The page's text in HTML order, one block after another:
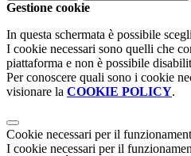
Gestione cookie
In questa schermata è possibile
I cookie necessari sono quelli che
piattaforma e non è possibile
Per conoscere quali sono i cookie
visionare la COOKIE POLICY.
Cookie necessari per il
I cookie necessari per il